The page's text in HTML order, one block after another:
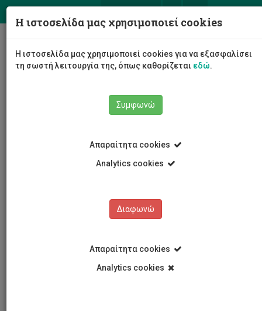
Η ιστοσελίδα μας χρησιμοποιεί cookies
Η ιστοσελίδα μας χρησιμοποιεί cookies για να εξασφαλίσει
τη σωστή λειτουργία της, όπως καθορίζεται εδώ.
Συμφωνώ
Απαραίτητα cookies
Analytics cookies
Διαφωνώ
Απαραίτητα cookies
Analytics cookies